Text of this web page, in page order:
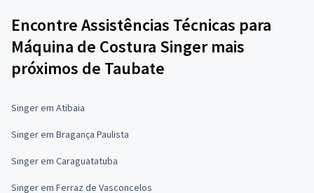
Encontre Assistências Técnicas para
Máquina de Costura Singer mais
próximos de Taubate
Singer em Atibaia
Singer em Bragança Paulista
Singer em Caraguatatuba
Singer em Ferraz de Vasconcelos